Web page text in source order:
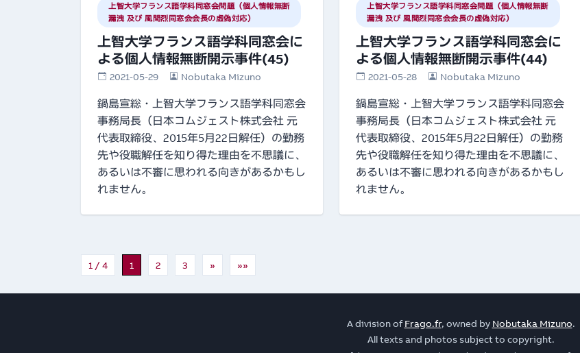
上智大学フランス語学科同窓会問題（個人情報無断
漏洩 及び 風間烈同窓会会長の虚偽対応）
上智大学フランス語学科同窓会に
よる個人情報無断開示事件(45)
2021-05-29 Nobutaka Mizuno
鍋島宣総・上智大学フランス語学科同窓会
事務局長（日本コムジェスト株式会社 元
代表取締役、2015年5月22日解任）の勤務
先や役職解任を知り得た理由を不思議に、
あるいは不審に思われる向きがあるかもし
れません。
上智大学フランス語学科同窓会問題（個人情報無断
漏洩 及び 風間烈同窓会会長の虚偽対応）
上智大学フランス語学科同窓会に
よる個人情報無断開示事件(44)
2021-05-28 Nobutaka Mizuno
鍋島宣総・上智大学フランス語学科同窓会
事務局長（日本コムジェスト株式会社 元
代表取締役、2015年5月22日解任）の勤務
先や役職解任を知り得た理由を不思議に、
あるいは不審に思われる向きがあるかもし
れません。
1 / 4 1 2 3 » »»
A division ofFrago.fr, owned by Nobutaka Mizuno.
All texts and photos subject to copyright.